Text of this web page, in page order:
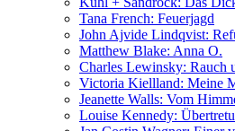
Tana French: Feuerjagd
John Ajvide Lindqvist:
Matthew Blake: Anna O.
Charles Lewinsky: Rauch
Victoria Kiellland: Meine
Jeanette Walls: Vom
Louise Kennedy: